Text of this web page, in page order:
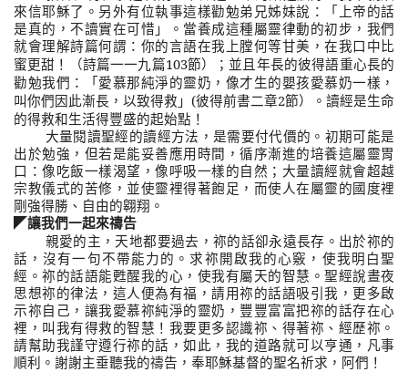
來信耶穌了。另外有位執事這樣勸勉弟兄姊妹說：「上帝的話
是真的，不讀實在可惜」。當養成這種屬靈律動的初步，我們
就會理解詩篇何謂： 你的言語在我上膛何等甘美，在我口中比
蜜更甜！
（詩篇一一九篇103節）；並且年長的彼得語重心長的
勸勉我們：「愛慕那純淨的靈奶，像才生的嬰孩愛慕奶一樣，
叫你們因此漸長，以致得救 」 (彼得前書二章2節）。讀經是生命
的得救和生活得豐盛的起始點！
大量閱讀聖經的讀經方法，是需要付代價的。初期可能是
出於勉強，但若是能妥善應用時間，循序漸進的培養這屬靈胃
口：像吃飯一樣渴望，像呼吸一樣的自然；大量讀經就會超越
宗教儀式的苦修，並使靈裡得著飽足，而使人在屬靈的國度裡
剛強得勝、自由的翱翔。
◤讓我們一起來禱告
親愛的主，天地都要過去，祢的話卻永遠長存。出於祢的
話，沒有一句不帶能力的。求祢開啟我的心竅，使我明白聖
經。祢的話語能甦醒我的心，使我有屬天的智慧。聖經說晝夜
思想祢的律法，這人便為有福，請用祢的話語吸引我，更多啟
示祢自己，讓我愛慕祢純淨的靈奶，豐豐富富把祢的話存在心
裡，叫我有得救的智慧！我要更多認識祢、得著祢、經歷祢。
請幫助我謹守遵行祢的話，如此，我的道路就可以亨通，凡事
順利。謝謝主垂聽我的禱告，奉耶穌基督的聖名祈求，阿們！